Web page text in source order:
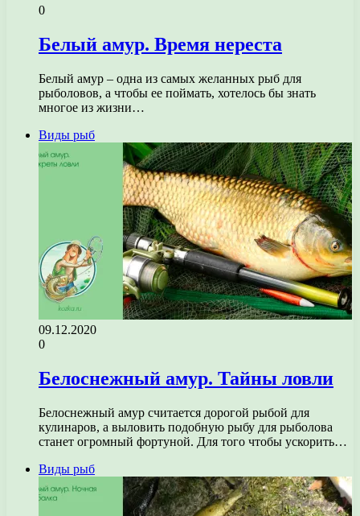
0
Белый амур. Время нереста
Белый амур – одна из самых желанных рыб для
рыболовов, а чтобы ее поймать, хотелось бы знать
многое из жизни…
Виды рыб
09.12.2020
0
Белоснежный амур. Тайны ловли
Белоснежный амур считается дорогой рыбой для
кулинаров, а выловить подобную рыбу для рыболова
станет огромный фортуной. Для того чтобы ускорить…
Виды рыб